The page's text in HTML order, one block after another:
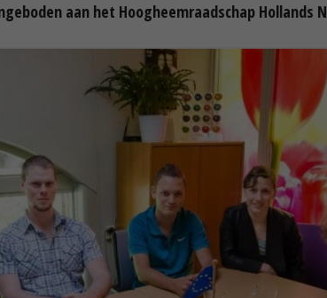
aan het Hoogheemraadschap Hollands